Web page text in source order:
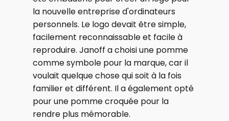
la nouvelle entreprise d'ordinateurs
personnels. Le logo devait être simple,
facilement reconnaissable et facile à
reproduire. Janoff a choisi une pomme
comme symbole pour la marque, car il
voulait quelque chose qui soit à la fois
familier et différent. Il a également opté
pour une pomme croquée pour la
rendre plus mémorable.